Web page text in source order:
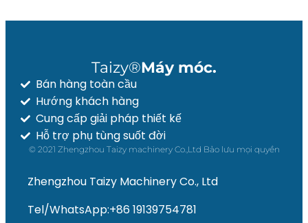
Taizy®Máy móc.
Bán hàng toàn cầu
Hướng khách hàng
Cung cấp giải pháp thiết kế
Hỗ trợ phụ tùng suốt đời
© 2021 Zhengzhou Taizy machinery Co.,Ltd Bảo lưu mọi quyền
Zhengzhou Taizy Machinery Co., Ltd
Tel/WhatsApp:+86 19139754781